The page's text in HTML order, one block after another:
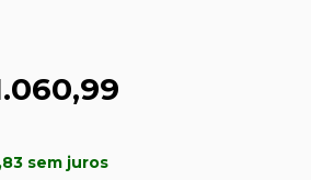
sem juros